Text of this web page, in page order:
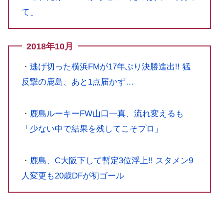
て」
2018年10月
・ 逃げ切った横浜FMが17年ぶり決勝進出!! 猛
反撃の鹿島、あと1点届かず…
・ 鹿島ルーキーFW山口一真、流れ変えるも
「少ない中で結果を残してこそプロ」
・ 鹿島、C大阪下して暫定3位浮上!! スタメン9
人変更も20歳DFが初ゴール